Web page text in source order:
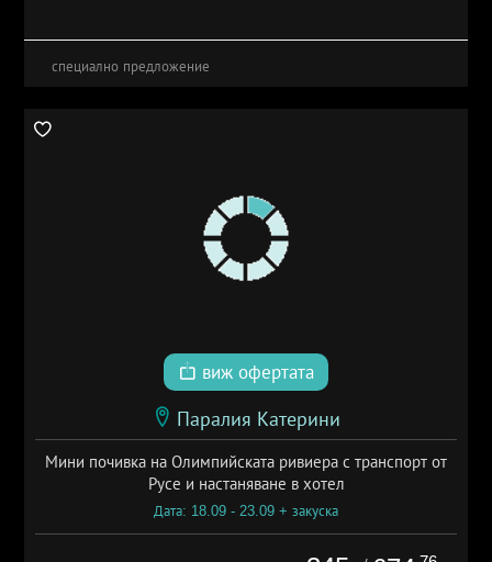
специално предложение
виж офертата
Паралия Катерини
Мини почивка на Олимпийската ривиера с транспорт от
Русе и настаняване в хотел
Дата: 18.09 - 23.09 + закуска